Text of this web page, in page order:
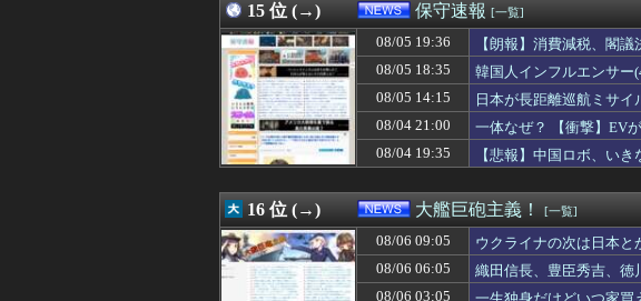
15 位 (→) 保守速報 [一覧]
08/05 19:36
【朗報】消費減税、閣
08/05 18:35
韓国人インフルエンサ
08/05 14:15
日本が長距離巡航ミサ
必ず後悔させる」
08/04 21:00
一体なぜ？ 【衝撃】EV
08/04 19:35
【悲報】中国ロボ、い
16 位 (→) 大艦巨砲主義！ [一覧]
08/06 09:05
ウクライナの次は日本と
08/06 06:05
織田信長、豊臣秀吉、徳
08/06 03:05